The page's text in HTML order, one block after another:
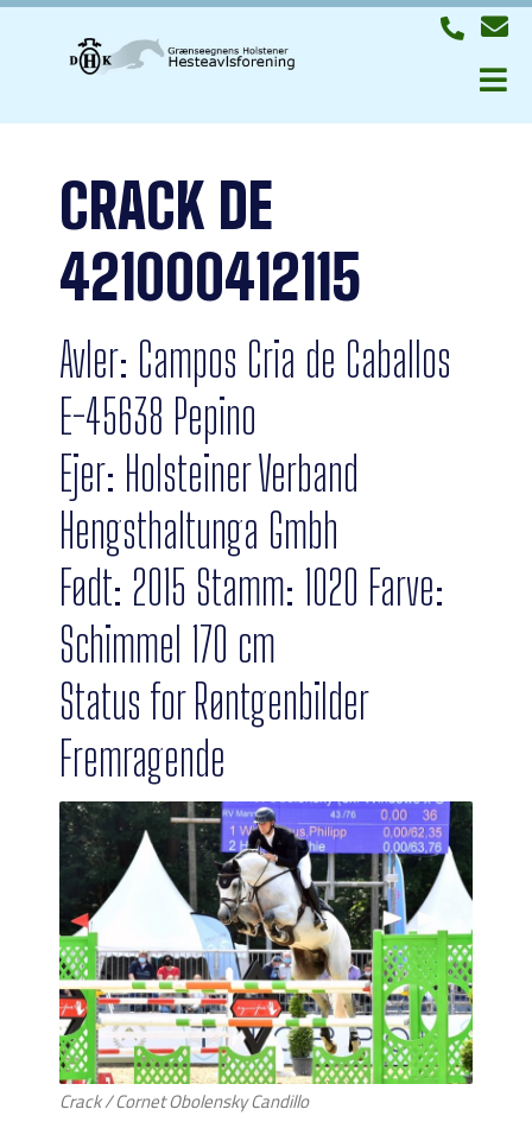
CRACK DE
421000412115
Avler: Campos Cria de Caballos
E-45638 Pepino
Ejer: Holsteiner Verband
Hengsthaltunga Gmbh
Født: 2015 Stamm: 1020 Farve:
Schimmel 170 cm
Status for Røntgenbilder
Fremragende
Crack / Cornet Obolensky Candillo